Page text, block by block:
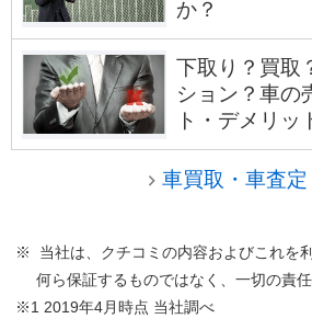
か？
下取り？買取
ション？車の
ト・デメリッ
車買取・車査
※ 当社は、クチコミの内容およびこれを
何ら保証するものではなく、一切の責任
※1 2019年4月時点 当社調べ